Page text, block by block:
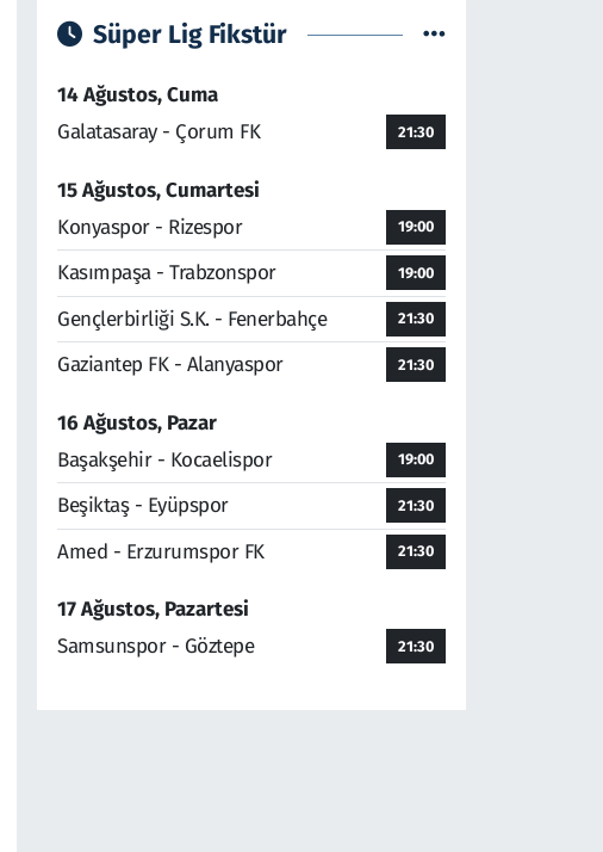
Süper Lig Fikstür
14 Ağustos, Cuma
Galatasaray - Çorum FK
21:30
15 Ağustos, Cumartesi
Konyaspor - Rizespor
19:00
Kasımpaşa - Trabzonspor 19:00
Gençlerbirliği S.K. - Fenerbahçe 21:30
Gaziantep FK - Alanyaspor 21:30
16 Ağustos, Pazar
Başakşehir - Kocaelispor
19:00
Beşiktaş - Eyüpspor 21:30
Amed - Erzurumspor FK 21:30
17 Ağustos, Pazartesi
Samsunspor - Göztepe
21:30